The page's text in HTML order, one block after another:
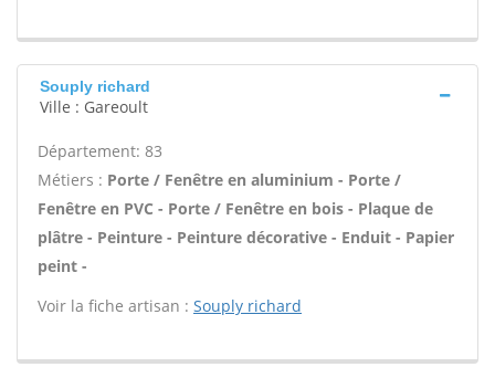
Souply richard
Ville : Gareoult
Département: 83
Métiers : Porte / Fenêtre en aluminium - Porte /
Fenêtre en PVC - Porte / Fenêtre en bois - Plaque de
plâtre - Peinture - Peinture décorative - Enduit - Papier
peint -
Voir la fiche artisan : Souply richard